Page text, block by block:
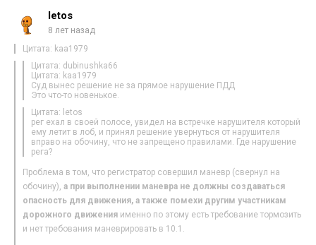
letos
8 лет назад
Цитата: kaa1979
Цитата: dubinushka66
Цитата: kaa1979
Суд вынес решение не за прямое нарушение ПДД
Это что-то новенькое.
Цитата: letos
рег ехал в своей полосе, увидел на встречке нарушителя который
ему летит в лоб, и принял решение увернуться от нарушителя
вправо на обочину, что не запрещено правилами. Где нарушение
рега?
Проблема в том, что регистратор совершил маневр (свернул на
обочину),а при выполнении маневра не должны создаваться
опасность для движения, а также помехи другим участникам
дорожного движения именно по этому есть требование тормозить
и нет требования маневрировать в 10.1.